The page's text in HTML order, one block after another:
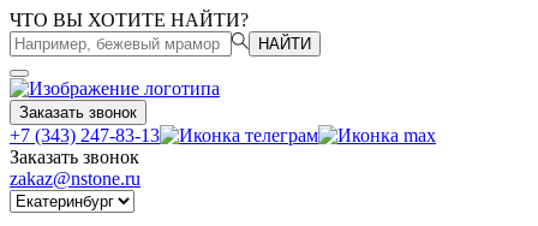
ЧТО ВЫ ХОТИТЕ НАЙТИ?
НАЙТИ
Заказать звонок
+7 (343) 247-83-13
Заказать звонок
zakaz@nstone.ru